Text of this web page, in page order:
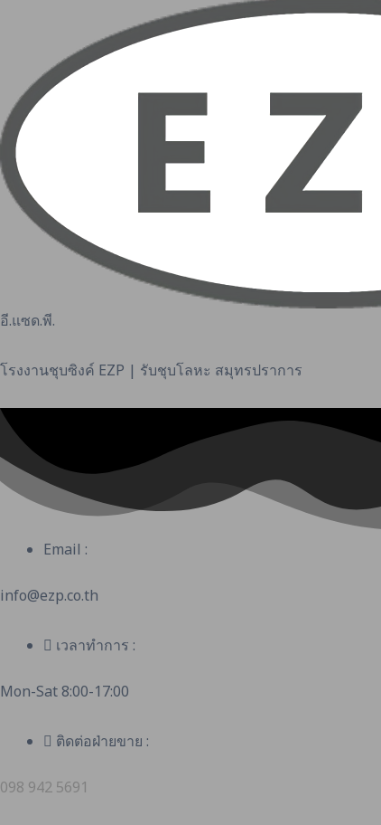
อี.แซด.พี.
โรงงานชุบซิงค์ EZP | รับชุบโลหะ สมุทรปราการ
Email :
info@ezp.co.th
เวลาทำการ :
Mon-Sat 8:00-17:00
ติดต่อฝ่ายขาย :
098 942 5691